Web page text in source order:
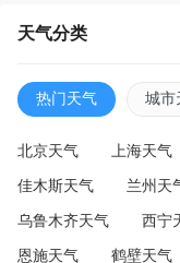
天气分类
热门天气 城市
北京天气 上海天气
佳木斯天气 兰州天
乌鲁木齐天气 西宁
恩施天气 鹤壁天气